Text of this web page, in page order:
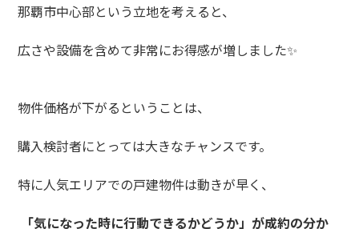
那覇市中心部という立地を考えると、
広さや設備を含めて非常にお得感が増しました✨
物件価格が下がるということは、
購入検討者にとっては大きなチャンスです。
特に人気エリアでの戸建物件は動きが早く、
「気になった時に行動できるかどうか」が成約の分か